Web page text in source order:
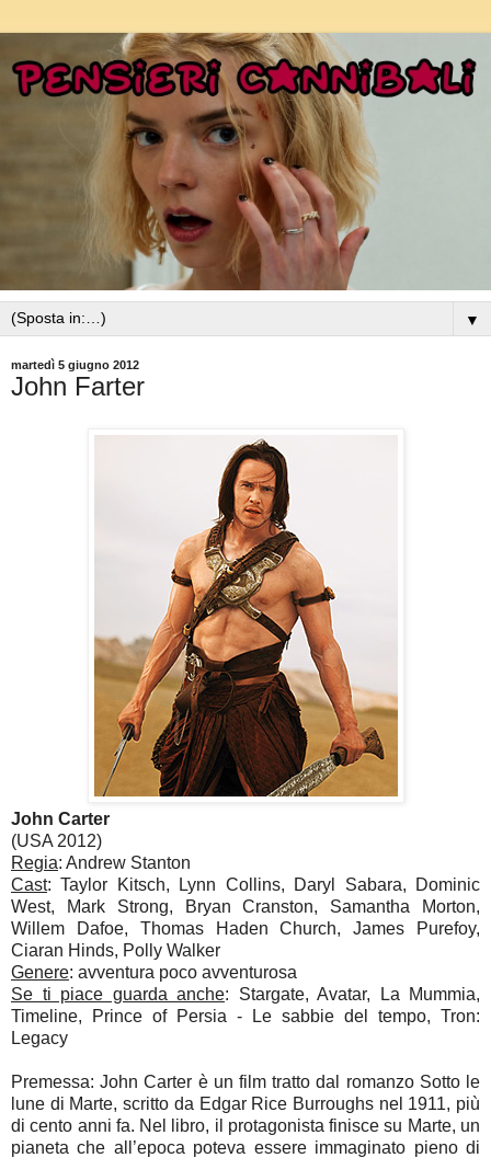
▼
martedì 5 giugno 2012
John Farter
John Carter
(USA 2012)
Regia: Andrew Stanton
Cast: Taylor Kitsch, Lynn Collins, Daryl Sabara, Dominic
West, Mark Strong, Bryan Cranston, Samantha Morton,
Willem Dafoe, Thomas Haden Church, James Purefoy,
Ciaran Hinds, Polly Walker
Genere: avventura poco avventurosa
Se ti piace guarda anche: Stargate, Avatar, La Mummia,
Timeline, Prince of Persia - Le sabbie del tempo, Tron:
Legacy
Premessa: John Carter è un film tratto dal romanzo Sotto le
lune di Marte, scritto da Edgar Rice Burroughs nel 1911, più
di cento anni fa. Nel libro, il protagonista finisce su Marte, un
pianeta che all’epoca poteva essere immaginato pieno di